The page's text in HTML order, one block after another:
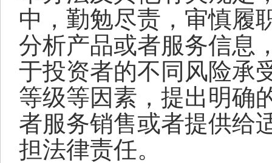
中，勤勉尽责，审慎履
分析产品或者服务信息
于投资者的不同风险承
等级等因素，提出明确
者服务销售或者提供给
担法律责任。